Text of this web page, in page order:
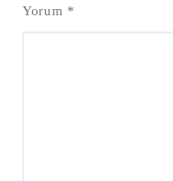
Yorum *